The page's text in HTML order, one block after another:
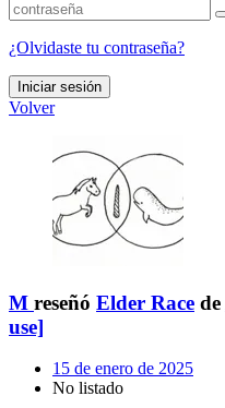
¿Olvidaste tu contraseña?
Iniciar sesión
Volver
M reseñó Elder Race de
use]
15 de enero de 2025
No listado